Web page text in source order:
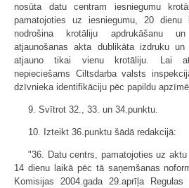
nosūta datu centram iesniegumu
pamatojoties uz iesniegumu, 20
nodrošina krotāliju apdrukāšanu
atjaunošanas akta dublikāta izdruku
atjauno tikai vienu krotāliju. Lai
nepieciešams Ciltsdarba valsts
dzīvnieka identifikāciju pēc papildu
9. Svītrot 32., 33. un 34.punktu.
10. Izteikt 36.punktu šādā redakcijā:
"36. Datu centrs, pamatojoties uz
14 die­nu laikā pēc tā saņemšanas
Komisijas 2004.gada 29.aprīļa